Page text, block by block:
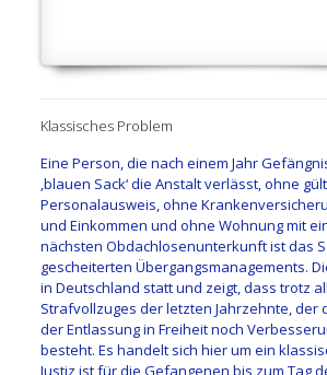
Klassisches Problem
Eine Person, die nach einem Jahr
‚blauen Sack‘ die Anstalt verlässt, ohne
Personalausweis, ohne
und Einkommen und ohne Wohnung mit
nächsten Obdachlosenunterkunft ist das
gescheiterten Übergangsmanagements.
in Deutschland statt und zeigt, dass trotz
Strafvollzuges der letzten Jahrzehnte, der
der Entlassung in Freiheit noch
besteht. Es handelt sich hier um ein
Justiz ist für die Gefangenen bis zum Tag